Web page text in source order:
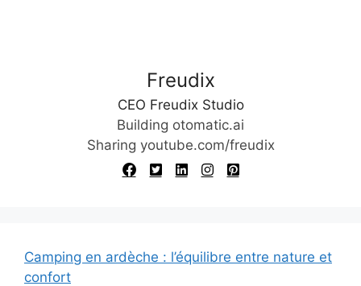
Freudix
CEO Freudix Studio
Building otomatic.ai
Sharing youtube.com/freudix
Camping en ardèche : l’équilibre entre nature et
confort